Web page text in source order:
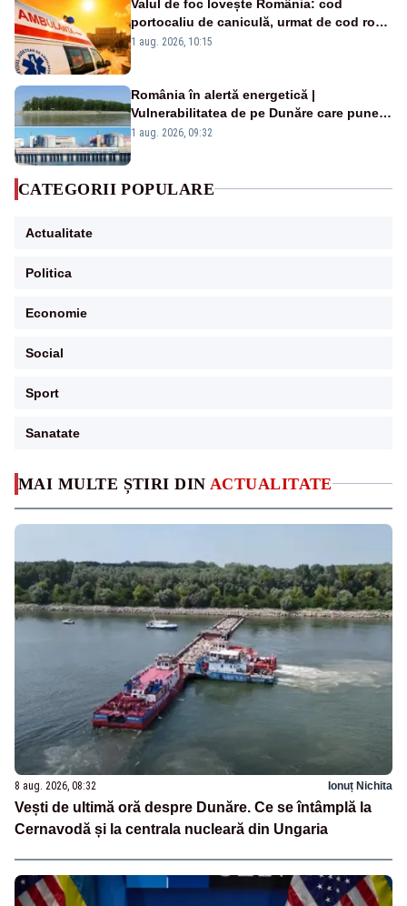
MAI MULTE ȘTIRI DIN ACTUALITATE
8 aug. 2026, 08:32 Ionuț Nichita
Vești de ultimă oră despre Dunăre. Ce se întâmplă la
Cernavodă și la centrala nucleară din Ungaria
Valul de foc lovește România: cod
portocaliu de caniculă, urmat de cod roșu
duminică. Temperaturile urcă spre 40°C
1 aug. 2026, 10:15
România în alertă energetică |
Vulnerabilitatea de pe Dunăre care pune
în pericol Centrala Cernavodă era
1 aug. 2026, 09:32
CATEGORII POPULARE
Actualitate
Politica
Economie
Social
Sport
Sanatate